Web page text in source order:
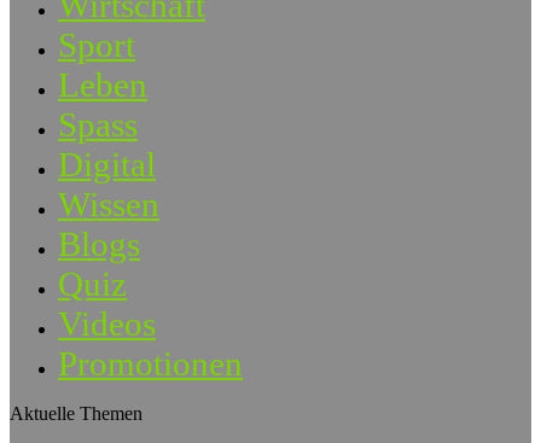
Sport
Leben
Spass
Digital
Wissen
Blogs
Quiz
Videos
Promotionen
Aktuelle Themen